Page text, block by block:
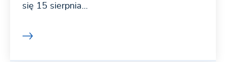
się 15 sierpnia...